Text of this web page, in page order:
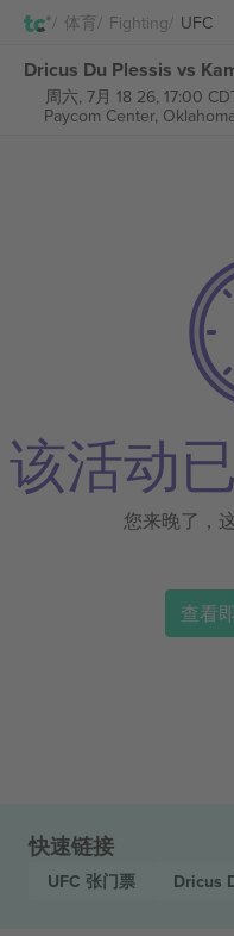
体育 Fighting UFC
周六, 7月 18 26, 17:00
Paycom Center,
该活动
您来晚了，
查看
快速链接
UFC 张门票 Dricus